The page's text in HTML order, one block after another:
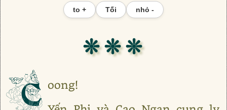
to + Tối nhỏ -
❊ ❊ ❊
C oong!